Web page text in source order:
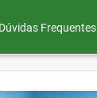
Dúvidas Frequentes